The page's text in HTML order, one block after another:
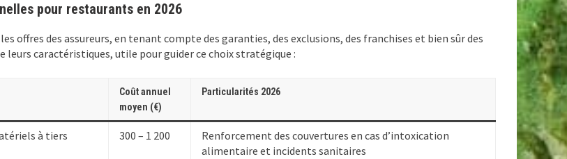
pour restaurants en 2026
offres des assureurs, en tenant compte des garanties, des exclusions, des franchises et bien sûr des
caractéristiques, utile pour guider ce choix stratégique :
Coût annuel
moyen (€)
Particularités 2026
à tiers
300 – 1 200
Renforcement des couvertures en cas d’intoxication
alimentaire et incidents sanitaires